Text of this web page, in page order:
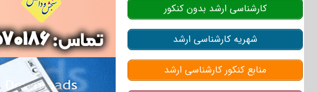
کارشناسی ارشد بدون کنکور
شهریه کارشناسی ارشد
منابع کنکور کارشناسی ارشد